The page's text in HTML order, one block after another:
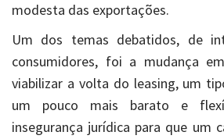
modesta das exportações.
Um dos temas debatidos, de
consumidores, foi a mudança
viabilizar a volta do leasing, um
um pouco mais barato e
insegurança jurídica para que um